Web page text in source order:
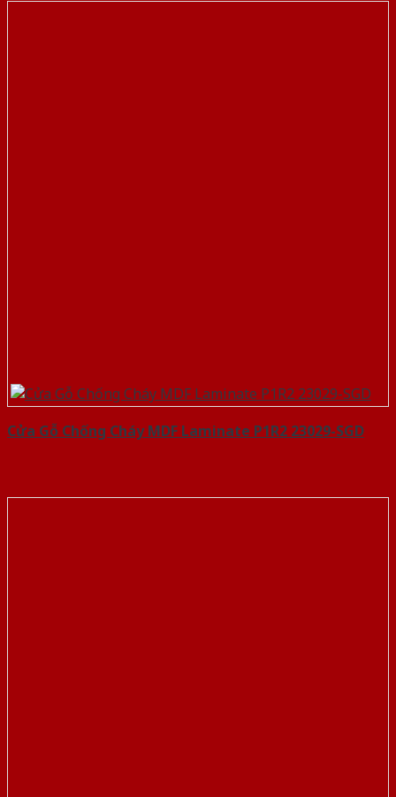
Cửa Gỗ Chống Cháy MDF Laminate P1R2 23029-SGD